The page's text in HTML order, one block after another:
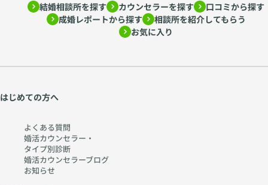
結婚相談所を探す カウンセラーを探す
口コミから探す
成婚レポートから探す
相談所を紹介してもらう
お気に入り
はじめての方へ
よくある質問
婚活カウンセラー・
タイプ別診断
婚活カウンセラーブログ
お知らせ